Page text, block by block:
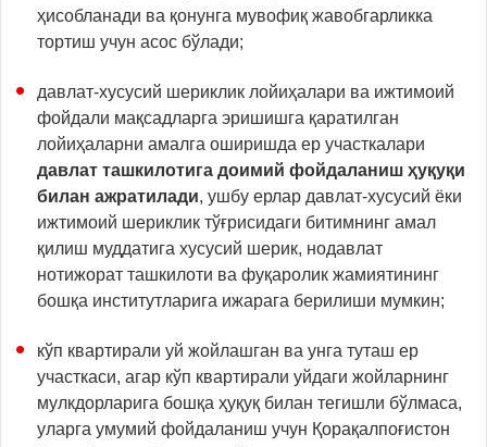
ҳисобланади ва қонунга мувофиқ жавобгарликка
тортиш учун асос бўлади;
давлат-хусусий шериклик лойиҳалари ва ижтимоий
фойдали мақсадларга эришишга қаратилган
лойиҳаларни амалга оширишда ер участкалари
давлат ташкилотига доимий фойдаланиш ҳуқуқи
билан ажратилади, ушбу ерлар давлат-хусусий ёки
ижтимоий шериклик тўғрисидаги битимнинг амал
қилиш муддатига хусусий шерик, нодавлат
нотижорат ташкилоти ва фуқаролик жамиятининг
бошқа институтларига ижарага берилиши мумкин;
кўп квартирали уй жойлашган ва унга туташ ер
участкаси, агар кўп квартирали уйдаги жойларнинг
мулкдорларига бошқа ҳуқуқ билан тегишли бўлмаса,
уларга умумий фойдаланиш учун Қорақалпоғистон